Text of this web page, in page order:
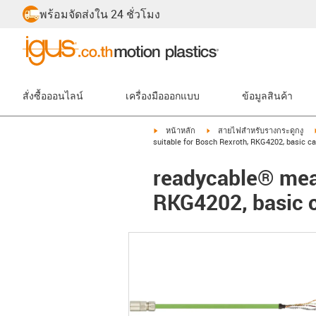
พร้อมจัดส่งใน 24 ชั่วโมง
สั่งซื้อออนไลน์ เครื่องมือออกแบบ ข้อมูลสินค้า
igus-icon-arrow-right
หน้าหลัก igus-icon-arrow-right
สายไฟสำหรับรางกระดูกงู
suitable for Bosch Rexroth, RKG4202, basic
readycable®
RKG4202, basic